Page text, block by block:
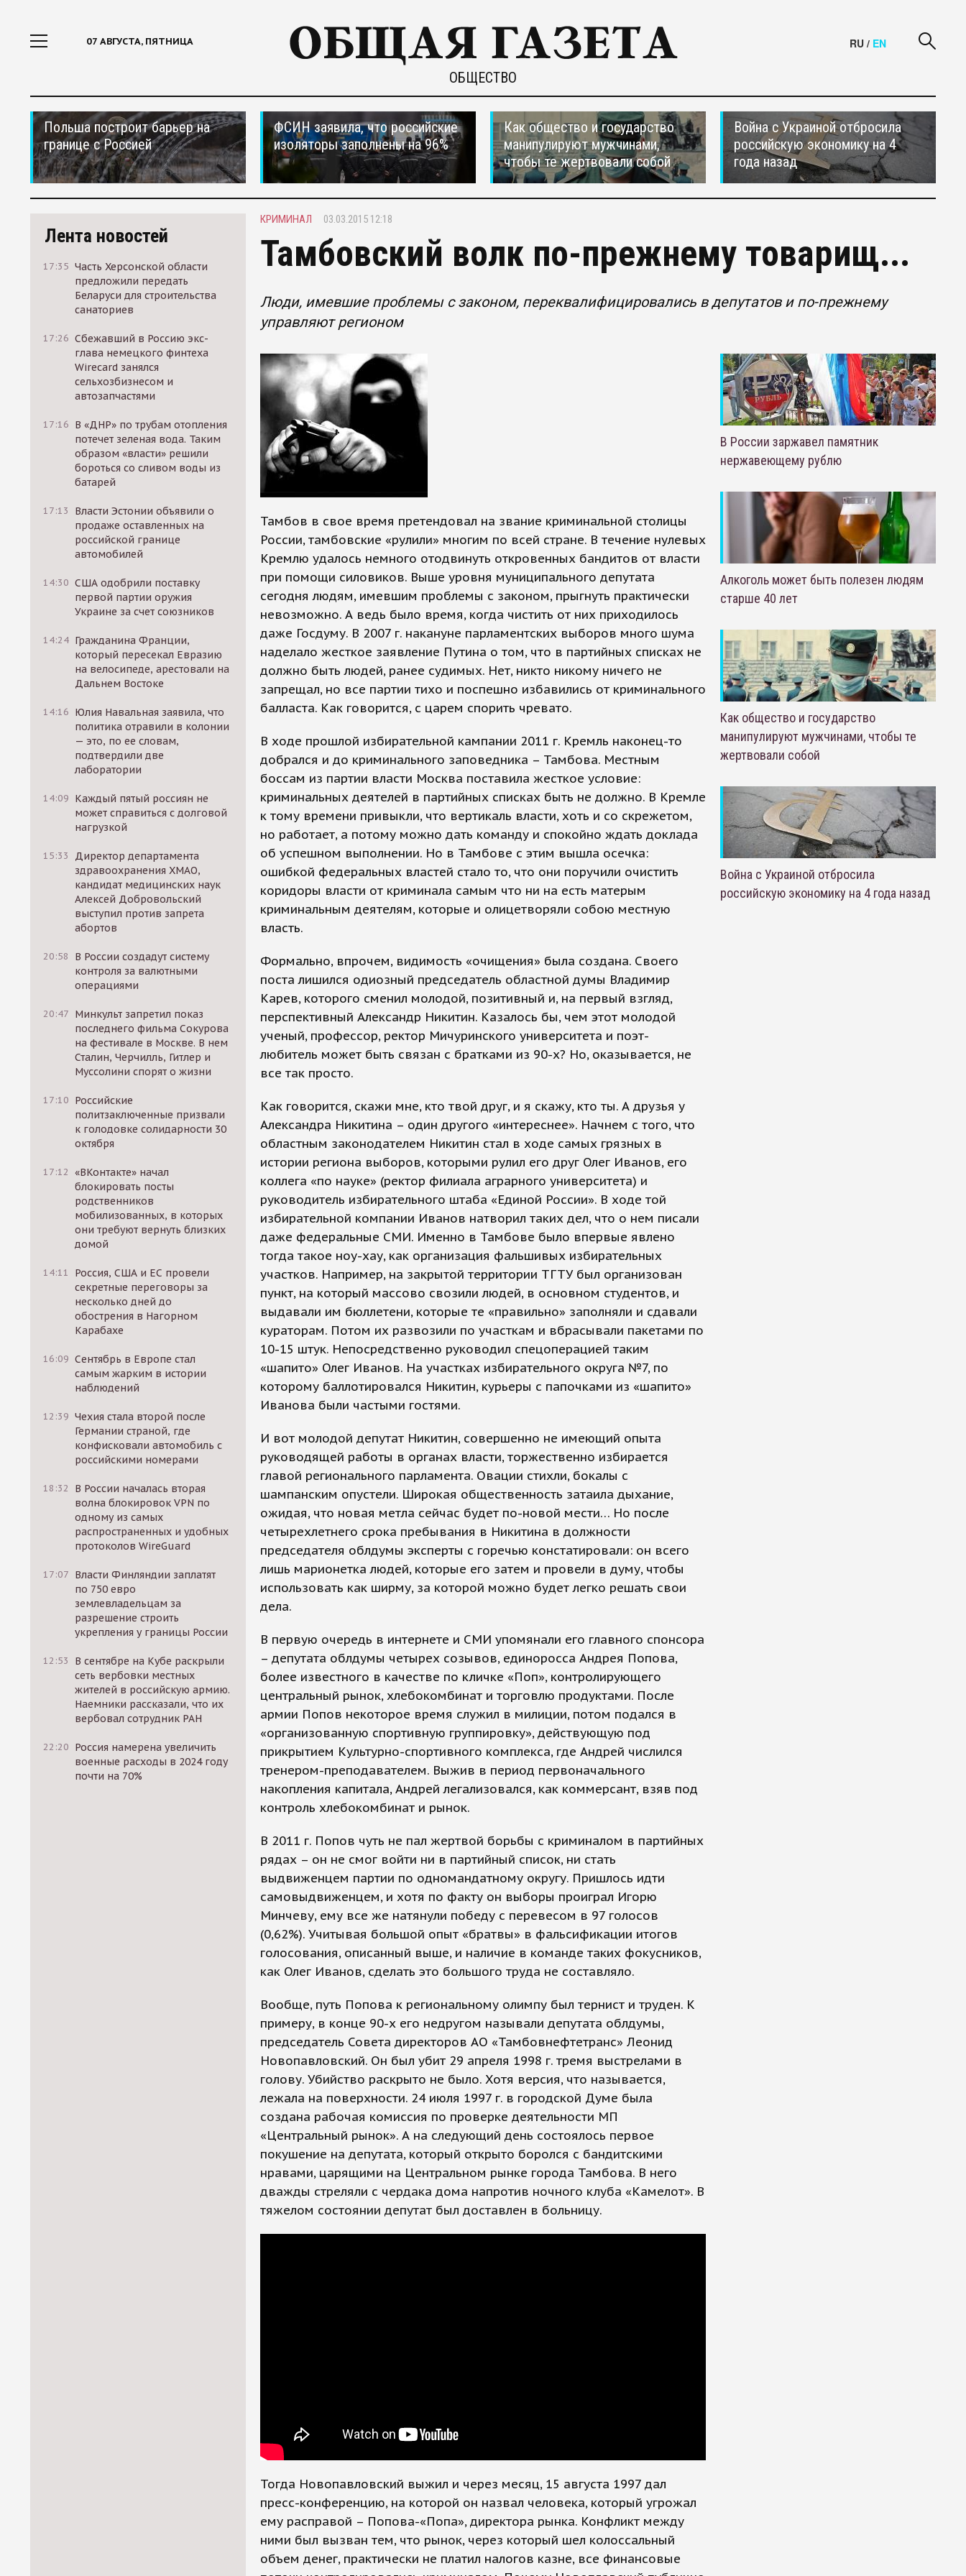
07 АВГУСТА, ПЯТНИЦА
ОБЩЕСТВО
RU / EN
Польша построит барьер на
границе с Россией
ФСИН заявила, что российские
изоляторы заполнены на 96%
Как общество и государство
манипулируют мужчинами,
чтобы те жертвовали собой
Война с Украиной отбросила
российскую экономику на 4
года назад
Лента новостей
17:35 Часть Херсонской области
предложили передать
Беларуси для строительства
санаториев
17:26 Сбежавший в Россию экс-
глава немецкого финтеха
Wirecard занялся
сельхозбизнесом и
автозапчастями
17:16 В «ДНР» по трубам отопления
потечет зеленая вода. Таким
образом «власти» решили
бороться со сливом воды из
батарей
17:13
Власти Эстонии объявили о
продаже оставленных на
российской границе
автомобилей
14:30 США одобрили поставку
первой партии оружия
Украине за счет союзников
14:24 Гражданина Франции,
который пересекал Евразию
на велосипеде, арестовали на
Дальнем Востоке
14:16 Юлия Навальная заявила, что
политика отравили в колонии
— это, по ее словам,
подтвердили две
лаборатории
14:09 Каждый пятый россиян не
может справиться с долговой
нагрузкой
15:33
Директор департамента
здравоохранения ХМАО,
кандидат медицинских наук
Алексей Добровольский
выступил против запрета
абортов
20:58
В России создадут систему
контроля за валютными
операциями
20:47 Минкульт запретил показ
последнего фильма Сокурова
на фестивале в Москве. В нем
Сталин, Черчилль, Гитлер и
Муссолини спорят о жизни
17:10 Российские
политзаключенные призвали
к голодовке солидарности 30
октября
17:12 «ВКонтакте» начал
блокировать посты
родственников
мобилизованных, в которых
они требуют вернуть близких
домой
14:11
Россия, США и ЕС провели
секретные переговоры за
несколько дней до
обострения в Нагорном
Карабахе
16:09 Сентябрь в Европе стал
самым жарким в истории
наблюдений
12:39 Чехия стала второй после
Германии страной, где
конфисковали автомобиль с
российскими номерами
18:32
В России началась вторая
волна блокировок VPN по
одному из самых
распространенных и удобных
протоколов WireGuard
17:07 Власти Финляндии заплатят
по 750 евро
землевладельцам за
разрешение строить
укрепления у границы России
12:53
В сентябре на Кубе раскрыли
сеть вербовки местных
жителей в российскую армию.
Наемники рассказали, что их
вербовал сотрудник РАН
22:20 Россия намерена увеличить
военные расходы в 2024 году
почти на 70%
КРИМИНАЛ 03.03.2015 12:18
Тамбовский волк по-прежнему товарищ...
Люди, имевшие проблемы с законом, переквалифицировались в депутатов и по-прежнему
управляют регионом
Тамбов в свое время претендовал на звание криминальной столицы
России, тамбовские «рулили» многим по всей стране. В течение нулевых
Кремлю удалось немного отодвинуть откровенных бандитов от власти
при помощи силовиков. Выше уровня муниципального депутата
сегодня людям, имевшим проблемы с законом, прыгнуть практически
невозможно. А ведь было время, когда чистить от них приходилось
даже Госдуму. В 2007 г. накануне парламентских выборов много шума
наделало жесткое заявление Путина о том, что в партийных списках не
должно быть людей, ранее судимых. Нет, никто никому ничего не
запрещал, но все партии тихо и поспешно избавились от криминального
балласта. Как говорится, с царем спорить чревато.
В ходе прошлой избирательной кампании 2011 г. Кремль наконец-то
добрался и до криминального заповедника – Тамбова. Местным
боссам из партии власти Москва поставила жесткое условие:
криминальных деятелей в партийных списках быть не должно. В Кремле
к тому времени привыкли, что вертикаль власти, хоть и со скрежетом,
но работает, а потому можно дать команду и спокойно ждать доклада
об успешном выполнении. Но в Тамбове с этим вышла осечка:
ошибкой федеральных властей стало то, что они поручили очистить
коридоры власти от криминала самым что ни на есть матерым
криминальным деятелям, которые и олицетворяли собою местную
власть.
Формально, впрочем, видимость «очищения» была создана. Своего
поста лишился одиозный председатель областной думы Владимир
Карев, которого сменил молодой, позитивный и, на первый взгляд,
перспективный Александр Никитин. Казалось бы, чем этот молодой
ученый, профессор, ректор Мичуринского университета и поэт-
любитель может быть связан с братками из 90-х? Но, оказывается, не
все так просто.
Как говорится, скажи мне, кто твой друг, и я скажу, кто ты. А друзья у
Александра Никитина – один другого «интереснее». Начнем с того, что
областным законодателем Никитин стал в ходе самых грязных в
истории региона выборов, которыми рулил его друг Олег Иванов, его
коллега «по науке» (ректор филиала аграрного университета) и
руководитель избирательного штаба «Единой России». В ходе той
избирательной компании Иванов натворил таких дел, что о нем писали
даже федеральные СМИ. Именно в Тамбове было впервые явлено
тогда такое ноу-хау, как организация фальшивых избирательных
участков. Например, на закрытой территории ТГТУ был организован
пункт, на который массово свозили людей, в основном студентов, и
выдавали им бюллетени, которые те «правильно» заполняли и сдавали
кураторам. Потом их развозили по участкам и вбрасывали пакетами по
10-15 штук. Непосредственно руководил спецоперацией таким
«шапито» Олег Иванов. На участках избирательного округа №7, по
которому баллотировался Никитин, курьеры с папочками из «шапито»
Иванова были частыми гостями.
И вот молодой депутат Никитин, совершенно не имеющий опыта
руководящей работы в органах власти, торжественно избирается
главой регионального парламента. Овации стихли, бокалы с
шампанским опустели. Широкая общественность затаила дыхание,
ожидая, что новая метла сейчас будет по-новой мести… Но после
четырехлетнего срока пребывания в Никитина в должности
председателя облдумы эксперты с горечью констатировали: он всего
лишь марионетка людей, которые его затем и провели в думу, чтобы
использовать как ширму, за которой можно будет легко решать свои
дела.
В первую очередь в интернете и СМИ упомянали его главного спонсора
– депутата облдумы четырех созывов, единоросса Андрея Попова,
более известного в качестве по кличке «Поп», контролирующего
центральный рынок, хлебокомбинат и торговлю продуктами. После
армии Попов некоторое время служил в милиции, потом подался в
«организованную спортивную группировку», действующую под
прикрытием Культурно-спортивного комплекса, где Андрей числился
тренером-преподавателем. Выжив в период первоначального
накопления капитала, Андрей легализовался, как коммерсант, взяв под
контроль хлебокомбинат и рынок.
В 2011 г. Попов чуть не пал жертвой борьбы с криминалом в партийных
рядах – он не смог войти ни в партийный список, ни стать
выдвиженцем партии по одномандатному округу. Пришлось идти
самовыдвиженцем, и хотя по факту он выборы проиграл Игорю
Минчеву, ему все же натянули победу с перевесом в 97 голосов
(0,62%). Учитывая большой опыт «братвы» в фальсификации итогов
голосования, описанный выше, и наличие в команде таких фокусников,
как Олег Иванов, сделать это большого труда не составляло.
Вообще, путь Попова к региональному олимпу был тернист и труден. К
примеру, в конце 90-х его недругом называли депутата облдумы,
председатель Совета директоров АО «Тамбовнефтетранс» Леонид
Новопавловский. Он был убит 29 апреля 1998 г. тремя выстрелами в
голову. Убийство раскрыто не было. Хотя версия, что называется,
лежала на поверхности. 24 июля 1997 г. в городской Думе была
создана рабочая комиссия по проверке деятельности МП
«Центральный рынок». А на следующий день состоялось первое
покушение на депутата, который открыто боролся с бандитскими
нравами, царящими на Центральном рынке города Тамбова. В него
дважды стреляли с чердака дома напротив ночного клуба «Камелот». В
тяжелом состоянии депутат был доставлен в больницу.
Тогда Новопавловский выжил и через месяц, 15 августа 1997 дал
пресс-конференцию, на которой он назвал человека, который угрожал
ему расправой – Попова-«Попа», директора рынка. Конфликт между
ними был вызван тем, что рынок, через который шел колоссальный
объем денег, практически не платил налогов казне, все финансовые
В России заржавел памятник
нержавеющему рублю
Алкоголь может быть полезен людям
старше 40 лет
Как общество и государство
манипулируют мужчинами, чтобы те
жертвовали собой
Война с Украиной отбросила
российскую экономику на 4 года назад